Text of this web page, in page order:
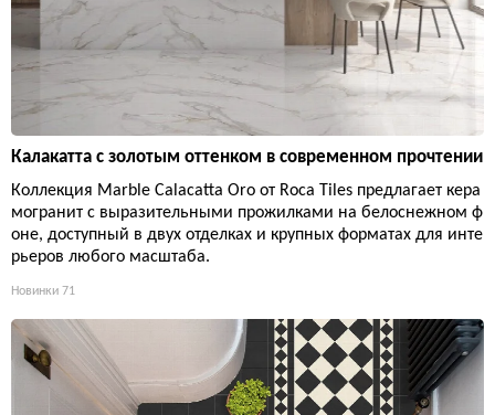
Калакатта с золотым оттенком в современном прочтении
Коллекция Marble Calacatta Oro от Roca Tiles предлагает кера
могранит с выразительными прожилками на белоснежном ф
оне, доступный в двух отделках и крупных форматах для инте
рьеров любого масштаба.
Новинки 71